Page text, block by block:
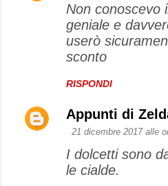
Non conoscevo
geniale e
userò
sconto
RISPONDI
Appunti di
21 dicembre 2017 alle
I dolcetti sono
le cialde.